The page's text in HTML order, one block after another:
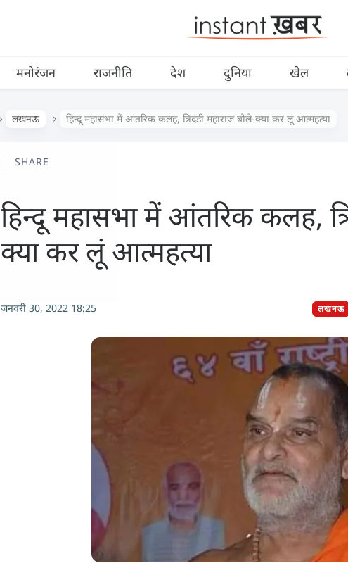
मनोरंजन राजनीति देश दुनिया खेल
लखनऊ हिन्दू महासभा में आंतरिक कलह, त्रिदंडी महाराज बोले-क्या कर लूं आत्महत्या
SHARE
हिन्दू महासभा में आंतरिक कलह,
क्या कर लूं आत्महत्या
जनवरी 30, 2022 18:25 लखनऊ